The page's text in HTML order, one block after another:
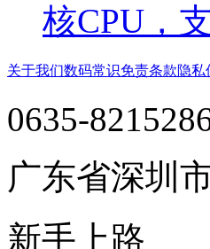
核CPU，
关于我们数码常识免责条款隐私
0635-
广东省深圳
新手上路